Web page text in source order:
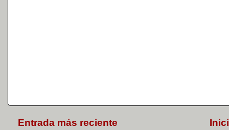
Entrada más reciente